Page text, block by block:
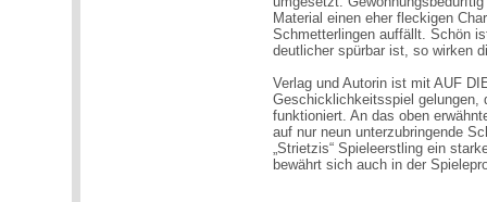
Material einen eher fleckigen
Schmetterlingen auffällt. Schön
deutlicher spürbar ist, so wirken
Verlag und Autorin ist mit AUF
Geschicklichkeitsspiel gelungen,
funktioniert. An das oben
auf nur neun unterzubringende
„Strietzis“ Spieleerstling ein
bewährt sich auch in der